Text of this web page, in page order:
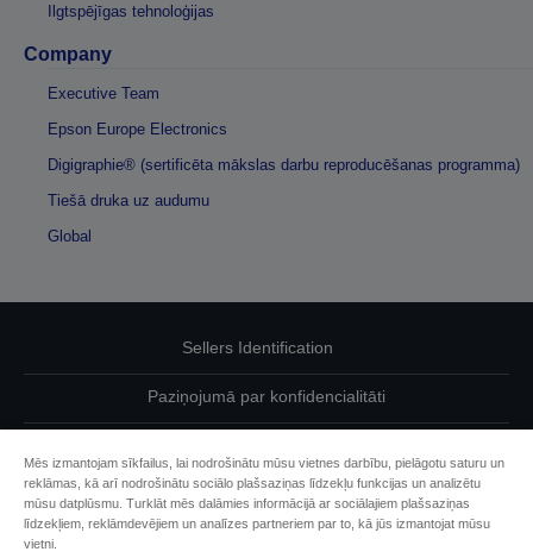
Ilgtspējīgas tehnoloģijas
Company
Executive Team
Epson Europe Electronics
Digigraphie® (sertificēta mākslas darbu reproducēšanas programma)
Tiešā druka uz audumu
Global
Sellers Identification
Paziņojumā par konfidencialitāti
Sazinieties ar mums par saviem datiem
Mēs izmantojam sīkfailus, lai nodrošinātu mūsu vietnes darbību, pielāgotu saturu un
reklāmas, kā arī nodrošinātu sociālo plašsaziņas līdzekļu funkcijas un analizētu
mūsu datplūsmu. Turklāt mēs dalāmies informācijā ar sociālajiem plašsaziņas
līdzekļiem, reklāmdevējiem un analīzes partneriem par to, kā jūs izmantojat mūsu
vietni.